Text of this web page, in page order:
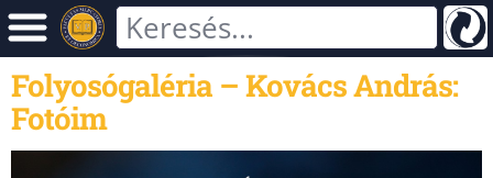
Folyosógaléria – Kovács András:
Fotóim